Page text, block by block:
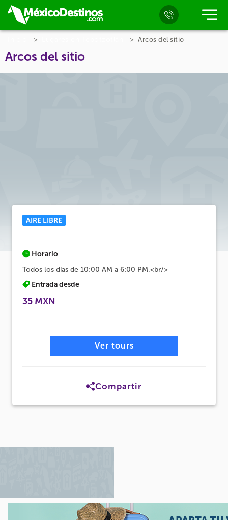
Arcos del sitio
Arcos del sitio
AIRE LIBRE
Horario
Todos los días de 10:00 AM a 6:00 PM.<br/>
Entrada desde
35 MXN
Ver tours
Compartir